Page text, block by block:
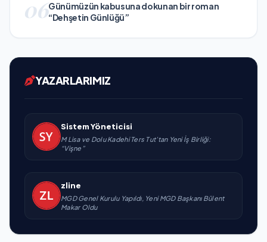
06Günümüzün kabusuna dokunan bir roman
“Dehşetin Günlüğü”
YAZARLARIMIZ
Sistem Yöneticisi
M Lisa ve Dolu Kadehi Ters Tut’tan Yeni İş Birliği:
“Vişne”
zline
MGD Genel Kurulu Yapıldı, Yeni MGD Başkanı Bülent
Makar Oldu